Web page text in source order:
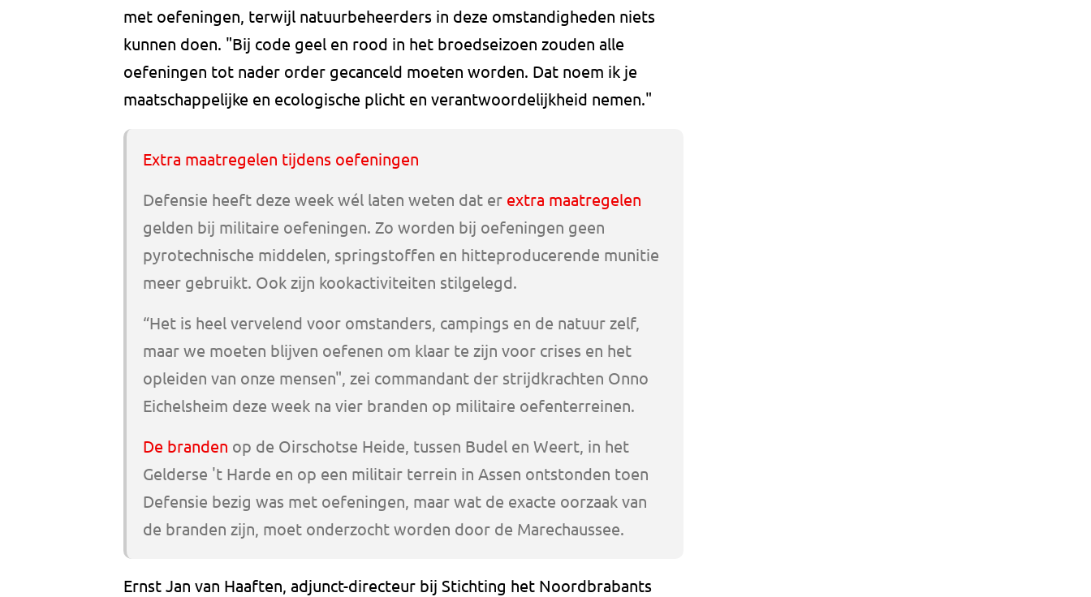
met oefeningen, terwijl natuurbeheerders in deze omstandigheden niets
kunnen doen. "Bij code geel en rood in het broedseizoen zouden alle
oefeningen tot nader order gecanceld moeten worden. Dat noem ik je
maatschappelijke en ecologische plicht en verantwoordelijkheid nemen."
Extra maatregelen tijdens oefeningen
Defensie heeft deze week wél laten weten dat er extra maatregelen
gelden bij militaire oefeningen. Zo worden bij oefeningen geen
pyrotechnische middelen, springstoffen en hitteproducerende munitie
meer gebruikt. Ook zijn kookactiviteiten stilgelegd.
“Het is heel vervelend voor omstanders, campings en de natuur zelf,
maar we moeten blijven oefenen om klaar te zijn voor crises en het
opleiden van onze mensen", zei commandant der strijdkrachten Onno
Eichelsheim deze week na vier branden op militaire oefenterreinen.
De branden op de Oirschotse Heide, tussen Budel en Weert, in het
Gelderse 't Harde en op een militair terrein in Assen ontstonden toen
Defensie bezig was met oefeningen, maar wat de exacte oorzaak van
de branden zijn, moet onderzocht worden door de Marechaussee.
Ernst Jan van Haaften, adjunct-directeur bij Stichting het Noordbrabants